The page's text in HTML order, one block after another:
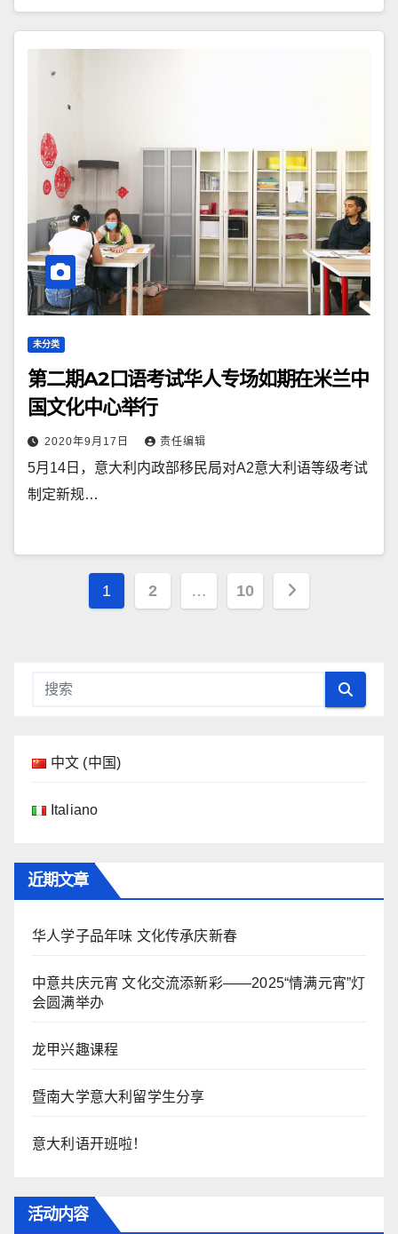
未分类
第二期A2口语考试华人专场如期在米兰中
国文化中心举行
2020年9月17日 责任编辑
5月14日，意大利内政部移民局对A2意大利语等级考试
制定新规…
文
1 2 … 10
中文 (中国)
Italiano
近期文章
华人学子品年味 文化传承庆新春
中意共庆元宵 文化交流添新彩——2025“情满元宵”灯
会圆满举办
龙甲兴趣课程
暨南大学意大利留学生分享
意大利语开班啦！
活动内容